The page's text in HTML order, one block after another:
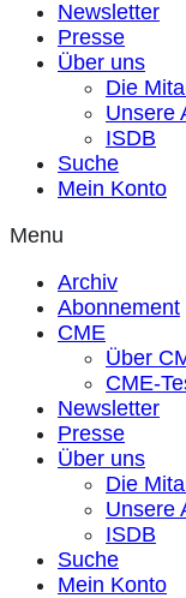
Newsletter
Presse
Über uns
Die
Unsere
ISDB
Suche
Mein Konto
Menu
Archiv
Abonnement
CME
Über
CME-
Newsletter
Presse
Über uns
Die
Unsere
ISDB
Suche
Mein Konto